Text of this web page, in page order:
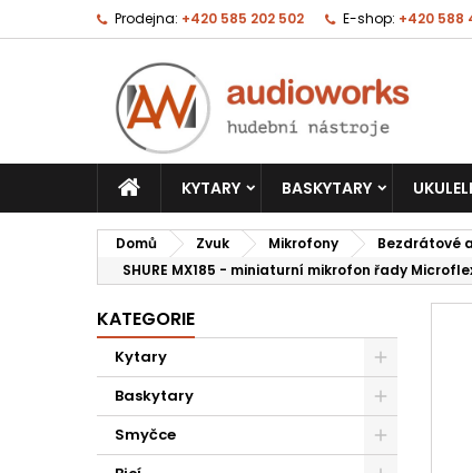
Prodejna: +420 585 202 502 E-shop: +420 588
KYTARY BASKYTARY
Domů Zvuk Mikrofony Bezdrátové
SHURE MX185 - miniaturní mikrofon řady
KATEGORIE
Kytary
Baskytary
Smyčce